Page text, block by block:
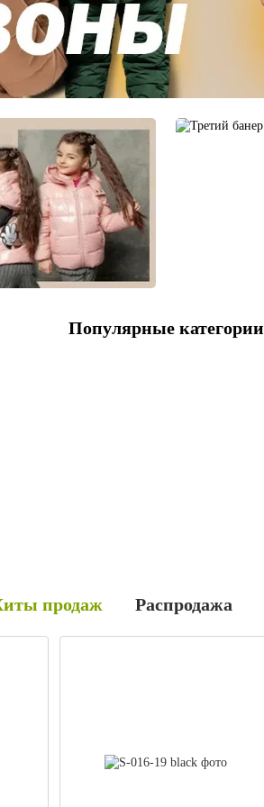
Популярные категории
продаж Распродажа